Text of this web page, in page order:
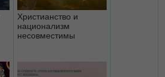
Христианство и
национализм
несовместимы